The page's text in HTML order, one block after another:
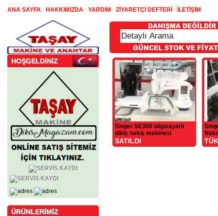
ANA SAYFA - HAKKIMIZDA - YARDIM - ZİYARETÇİ DEFTERİ - İLETİŞİM
HOŞGELDİNİZ
ÜRÜNLERİMİZ
Singer SE300 bilgisayarlı
dikiş nakış makinesi
SATILDI